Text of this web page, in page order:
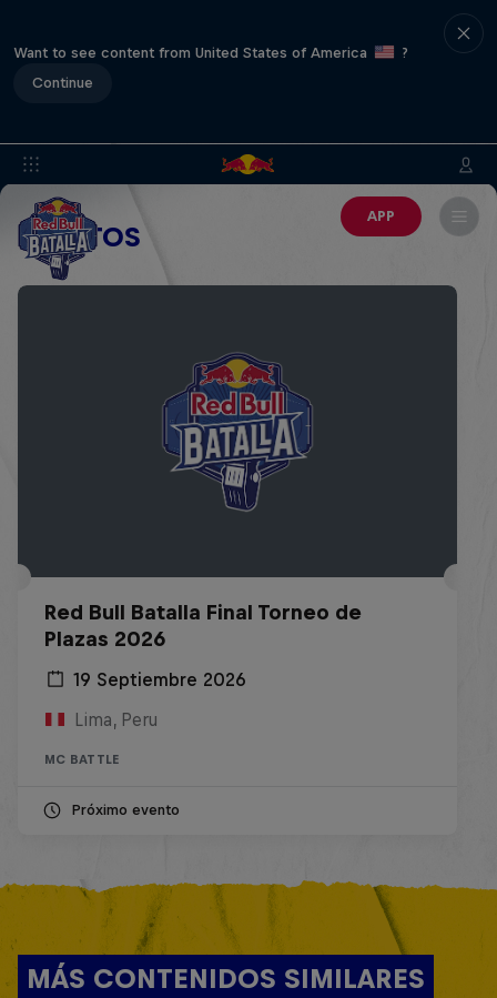
Want to see content from United States of America
?
Continue
APP
EVENTOS
Red Bull Batalla Final Torneo de
Plazas 2026
19 Septiembre 2026
Lima, Peru
MC BATTLE
Próximo evento
MÁS CONTENIDOS SIMILARES